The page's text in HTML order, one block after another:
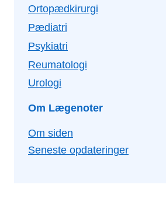
Ortopædkirurgi
Pædiatri
Psykiatri
Reumatologi
Urologi
Om Lægenoter
Om siden
Seneste opdateringer